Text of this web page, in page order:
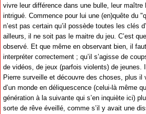
vivre leur différence dans une bulle, leur maître
intrigué. Commence pour lui une (en)quête du
n’est pas certain qu’il possède toutes les clés
ailleurs, il ne soit pas le maitre du jeu. C’est
observé. Et que même en observant bien, il
interpréter correctement ; qu’il s’agisse de
de vidéos, de jeux (parfois violents) de jeunes.
Pierre surveille et découvre des choses, plus il
d’un monde en déliquescence (celui-là même
génération à la suivante qui s’en inquiète ici)
sorte de rêve éveillé, comme s’il y avait une